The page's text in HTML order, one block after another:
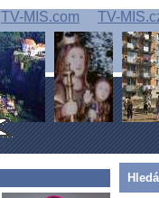
TV-MIS.com TV-